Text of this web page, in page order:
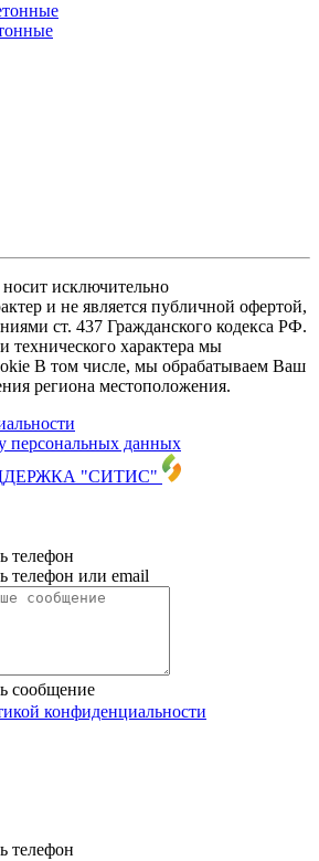
исключительно
и не является публичной офертой,
ст. 437 Гражданского кодекса РФ.
технического характера мы
В том числе, мы обрабатываем Ваш
региона местоположения.
персональных данных
"СИТИС"
телефон
телефон или email
сообщение
конфиденциальности
телефон